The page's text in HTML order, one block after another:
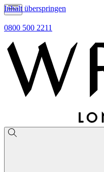
Inhalt überspringen
0800 500 2211